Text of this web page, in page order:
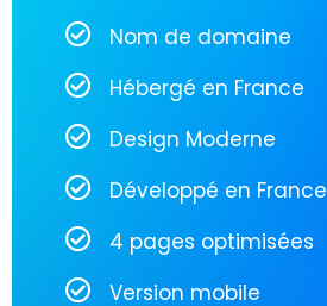
Nom de domaine
Hébergé en France
Design Moderne
Développé en France
4 pages optimisées
Version mobile